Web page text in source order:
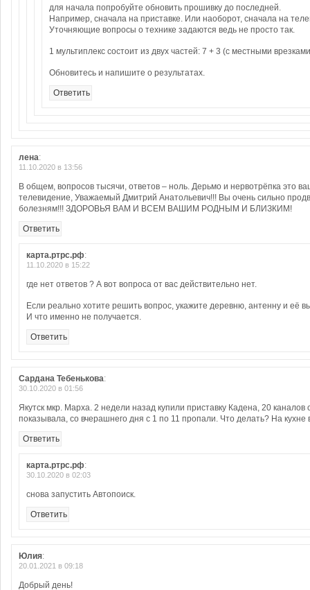
для начала попробуйте обновить прошивку до последней.
Например, сначала на приставке. Или наоборот, сначала на
Уточняющие вопросы о технике задаются ведь не просто так.
1 мультиплекс состоит из двух частей: 7 + 3 (с местными
Обновитесь и напишите о результатах.
Ответить
лена:
11.10.2020 в 13:56
В общем, вопросов тысячи, ответов – ноль. Дерьмо и нервотрёпка это
телевидение, Уважаемый Дмитрий Анатольевич!!! Вы очень сильно
болезням!!! ЗДОРОВЬЯ ВАМ И ВСЕМ ВАШИМ РОДНЫМ И БЛИЗКИМ!
Ответить
карта.ртрс.рф:
11.10.2020 в 15:22
где нет ответов ? А вот вопроса от вас действительно нет.
Если реально хотите решить вопрос, укажите деревню, антенну и её
И что именно не получается.
Ответить
Сардана Тебенькова:
30.10.2020 в 01:56
Якутск мкр. Марха. 2 недели назад купили приставку Кадена, 20 каналов
показывала, со вчерашнего дня с 1 по 11 пропали. Что делать? На кухне
Ответить
карта.ртрс.рф:
30.10.2020 в 02:03
снова запустить Автопоиск.
Ответить
Юлия:
20.01.2021 в 09:18
Добрый день!